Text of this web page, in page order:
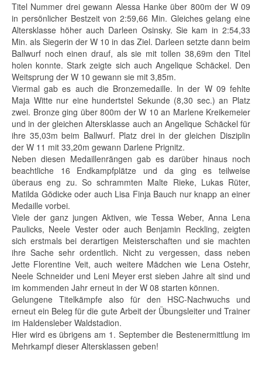
Titel Nummer drei gewann Alessa Hanke über 800m der W 09
in persönlicher Bestzeit von 2:59,66 Min. Gleiches gelang eine
Altersklasse höher auch Darleen Osinsky. Sie kam in 2:54,33
Min. als Siegerin der W 10 in das Ziel. Darleen setzte dann beim
Ballwurf noch einen drauf, als sie mit tollen 38,69m den Titel
holen konnte. Stark zeigte sich auch Angelique Schäckel. Den
Weitsprung der W 10 gewann sie mit 3,85m.
Viermal gab es auch die Bronzemedaille. In der W 09 fehlte
Maja Witte nur eine hundertstel Sekunde (8,30 sec.) an Platz
zwei. Bronze ging über 800m der W 10 an Marlene Kreikemeier
und in der gleichen Altersklasse auch an Angelique Schäckel für
ihre 35,03m beim Ballwurf. Platz drei in der gleichen Disziplin
der W 11 mit 33,20m gewann Darlene Prignitz.
Neben diesen Medaillenrängen gab es darüber hinaus noch
beachtliche 16 Endkampfplätze und da ging es teilweise
überaus eng zu. So schrammten Malte Rieke, Lukas Rüter,
Matilda Gödicke oder auch Lisa Finja Bauch nur knapp an einer
Medaille vorbei.
Viele der ganz jungen Aktiven, wie Tessa Weber, Anna Lena
Paulicks, Neele Vester oder auch Benjamin Reckling, zeigten
sich erstmals bei derartigen Meisterschaften und sie machten
ihre Sache sehr ordentlich. Nicht zu vergessen, dass neben
Jette Florentine Veit, auch weitere Mädchen wie Lena Ostehr,
Neele Schneider und Leni Meyer erst sieben Jahre alt sind und
im kommenden Jahr erneut in der W 08 starten können.
Gelungene Titelkämpfe also für den HSC-Nachwuchs und
erneut ein Beleg für die gute Arbeit der Übungsleiter und Trainer
im Haldensleber Waldstadion.
Hier wird es übrigens am 1. September die Bestenermittlung im
Mehrkampf dieser Altersklassen geben!